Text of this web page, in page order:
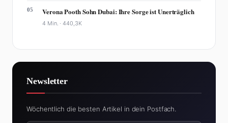
05 Verona Pooth Sohn Dubai: Ihre Sorge ist Unerträglich
4 Min. ·440,3K
Newsletter
Wöchentlich die besten Artikel in dein Postfach.